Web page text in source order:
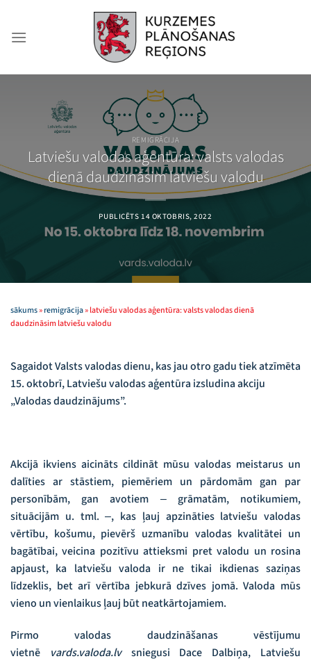
content
REMIGRĀCIJA
Latviešu valodas aģentūra: valsts valodas
dienā daudzināsim latviešu valodu
PUBLICĒTS14 OKTOBRIS, 2022
sākums»remigrācija»latviešu valodas aģentūra: valsts valodas dienā
daudzināsim latviešu valodu
Sagaidot Valsts valodas dienu, kas jau otro gadu tiek atzīmēta
15. oktobrī, Latviešu valodas aģentūra izsludina akciju
„Valodas daudzinājums”.
Akcijā ikviens aicināts cildināt mūsu valodas meistarus un
dalīties ar stāstiem, piemēriem un pārdomām gan par
personībām, gan avotiem ‒ grāmatām, notikumiem,
situācijām u. tml. ‒, kas ļauj apzināties latviešu valodas
vērtību, košumu, pievērš uzmanību valodas kvalitātei un
bagātībai, veicina pozitīvu attieksmi pret valodu un rosina
apjaust, ka latviešu valoda ir ne tikai ikdienas saziņas
līdzeklis, bet arī vērtība jebkurā dzīves jomā. Valoda mūs
vieno un vienlaikus ļauj būt neatkārtojamiem.
Pirmo valodas daudzināšanas vēstījumu
vietnē vards.valoda.lvsniegusi Dace Dalbiņa, Latviešu